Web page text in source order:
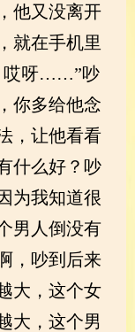
他又没离开
就在手机里
哎呀……”吵
你多给他念
，让他看看
什么好？吵
为我知道很
男人倒没有
，吵到后来
大，这个女
大，这个男